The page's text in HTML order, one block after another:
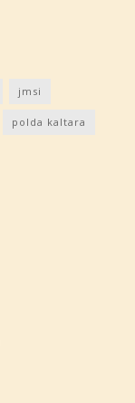
jmsi
polda kaltara